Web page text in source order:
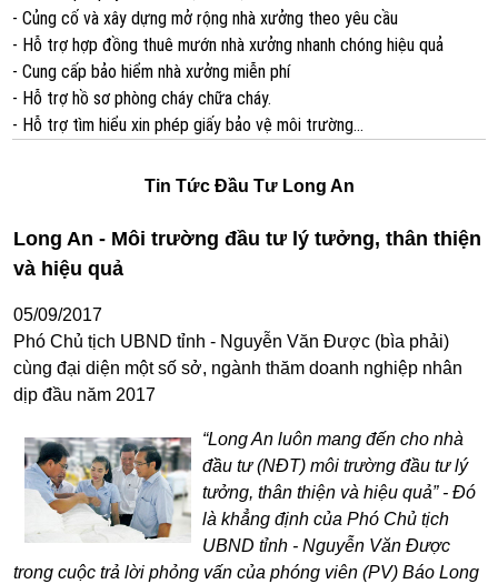
- Củng cố và xây dựng mở rộng nhà xưởng theo yêu cầu
- Hỗ trợ hợp đồng thuê mướn nhà xưởng nhanh chóng hiệu quả
- Cung cấp bảo hiểm nhà xưởng miễn phí
- Hỗ trợ hồ sơ phòng cháy chữa cháy.
- Hỗ trợ tìm hiểu xin phép giấy bảo vệ môi trường...
Tin Tức Đầu Tư Long An
Long An - Môi trường đầu tư lý tưởng, thân thiện
và hiệu quả
05/09/2017
Phó Chủ tịch UBND tỉnh - Nguyễn Văn Được (bìa phải)
cùng đại diện một số sở, ngành thăm doanh nghiệp nhân
dịp đầu năm 2017
“Long An luôn mang đến cho nhà
đầu tư (NĐT) môi trường đầu tư lý
tưởng, thân thiện và hiệu quả” - Đó
là khẳng định của Phó Chủ tịch
UBND tỉnh - Nguyễn Văn Được
trong cuộc trả lời phỏng vấn của phóng viên (PV) Báo Long